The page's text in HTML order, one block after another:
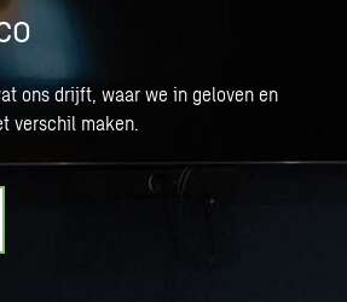
ons drijft, waar we in geloven en
verschil maken.